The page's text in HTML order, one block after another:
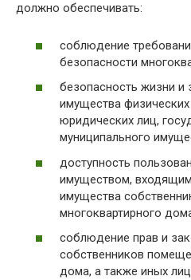
должно обеспечивать:
соблюдение
безопасности
безопасность жизни и
имущества
юридических лиц,
муниципального
доступность
имуществом,
имущества
многоквартирного
соблюдение прав и
собственников
дома, а также иных